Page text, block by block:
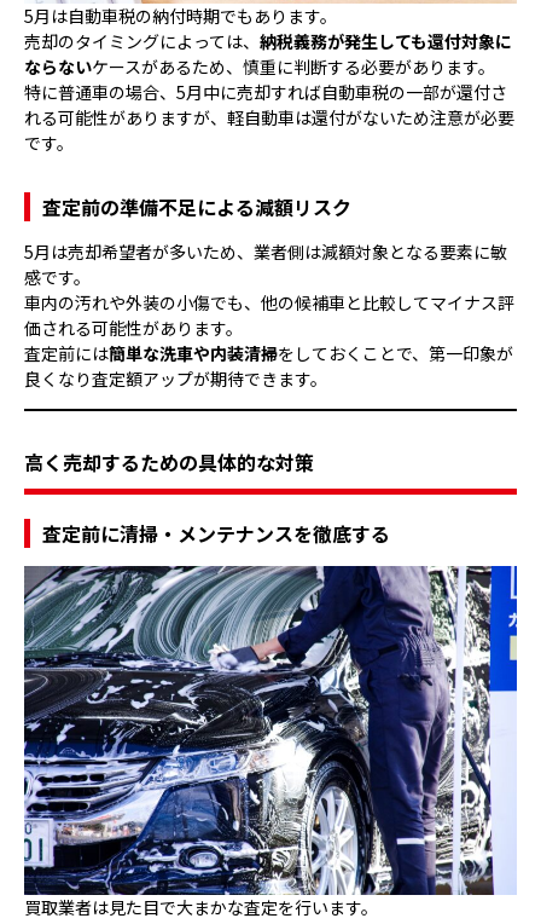
5月は自動車税の納付時期でもあります。
売却のタイミングによっては、 納税義務が発生しても還付対象に
ならないケースがあるため、慎重に判断する必要があります。
特に普通車の場合、5月中に売却すれば自動車税の一部が還付さ
れる可能性がありますが、軽自動車は還付がないため注意が必要
です。
査定前の準備不足による減額リスク
5月は売却希望者が多いため、業者側は減額対象となる要素に敏
感です。
車内の汚れや外装の小傷でも、他の候補車と比較してマイナス評
価される可能性があります。
査定前には簡単な洗車や内装清掃をしておくことで、第一印象が
良くなり査定額アップが期待できます。
高く売却するための具体的な対策
査定前に清掃・メンテナンスを徹底する
買取業者は見た目で大まかな査定を行います。